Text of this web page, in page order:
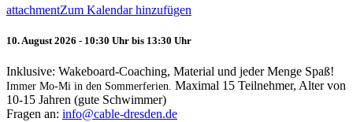
attachmentZum Kalendar hinzufügen
10. August 2026 - 10:30 Uhr bis 13:30 Uhr
Inklusive: Wakeboard-Coaching, Material und jeder Menge Spaß!
Immer Mo-Mi in den Sommerferien. Maximal 15 Teilnehmer, Alter von
10-15 Jahren (gute Schwimmer)
Fragen an: info@cable-dresden.de